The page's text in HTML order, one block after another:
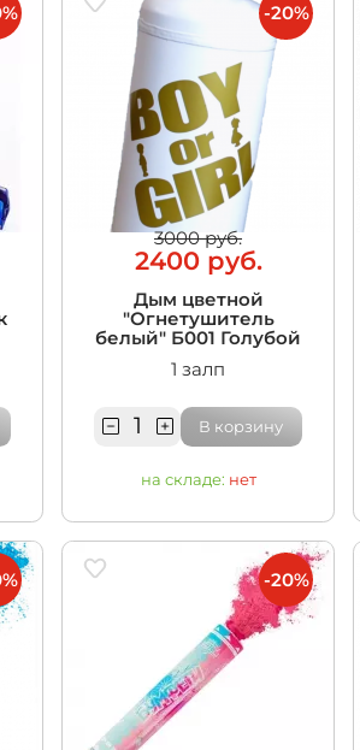
3000 руб.
2400 руб.
Дым цветной
"Огнетушитель
белый" Б001 Голубой
1 залп
В корзину
на складе: нет
-20%
-20%